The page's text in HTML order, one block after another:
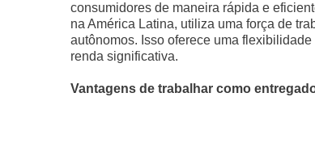
consumidores de maneira rápida e
na América Latina, utiliza uma força de
autônomos. Isso oferece uma
renda significativa.
Vantagens de trabalhar como